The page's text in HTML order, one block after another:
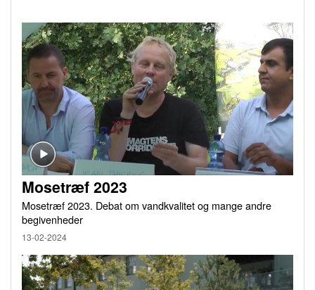
Mosetræf 2023
Mosetræf 2023. Debat om vandkvalitet og mange andre
begivenheder
13-02-2024